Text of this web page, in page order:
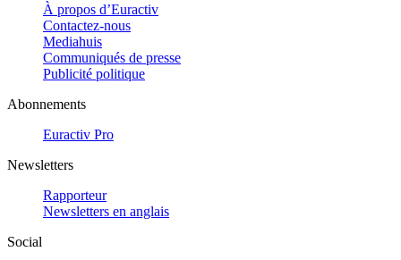
À propos d’Euractiv
Contactez-nous
Mediahuis
Communiqués de presse
Publicité politique
Abonnements
Euractiv Pro
Newsletters
Rapporteur
Newsletters en anglais
Social